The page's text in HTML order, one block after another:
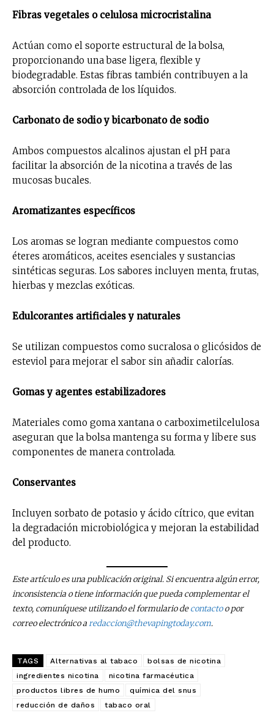
Fibras vegetales o celulosa microcristalina
Actúan como el soporte estructural de la bolsa,
proporcionando una base ligera, flexible y
biodegradable. Estas fibras también contribuyen a la
absorción controlada de los líquidos.
Carbonato de sodio y bicarbonato de sodio
Ambos compuestos alcalinos ajustan el pH para
facilitar la absorción de la nicotina a través de las
mucosas bucales.
Aromatizantes específicos
Los aromas se logran mediante compuestos como
éteres aromáticos, aceites esenciales y sustancias
sintéticas seguras. Los sabores incluyen menta, frutas,
hierbas y mezclas exóticas.
Edulcorantes artificiales y naturales
Se utilizan compuestos como sucralosa o glicósidos de
esteviol para mejorar el sabor sin añadir calorías.
Gomas y agentes estabilizadores
Materiales como goma xantana o carboximetilcelulosa
aseguran que la bolsa mantenga su forma y libere sus
componentes de manera controlada.
Conservantes
Incluyen sorbato de potasio y ácido cítrico, que evitan
la degradación microbiológica y mejoran la estabilidad
del producto.
Este artículo es una publicación original. Si encuentra algún error,
inconsistencia o tiene información que pueda complementar el
texto, comuníquese utilizando el formulario decontactoo por
correo electrónico aredaccion@thevapingtoday.com.
TAGS Alternativas al tabaco
bolsas de nicotina
ingredientes nicotina
nicotina farmacéutica
productos libres de humo
química del snus
reducción de daños
tabaco oral